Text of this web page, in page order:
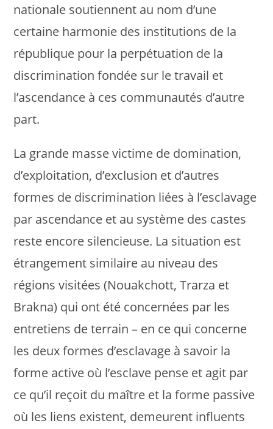
nationale soutiennent au nom d’une
certaine harmonie des institutions de la
république pour la perpétuation de la
discrimination fondée sur le travail et
l’ascendance à ces communautés d’autre
part.
La grande masse victime de domination,
d’exploitation, d’exclusion et d’autres
formes de discrimination liées à l’esclavage
par ascendance et au système des castes
reste encore silencieuse. La situation est
étrangement similaire au niveau des
régions visitées (Nouakchott, Trarza et
Brakna) qui ont été concernées par les
entretiens de terrain – en ce qui concerne
les deux formes d’esclavage à savoir la
forme active où l’esclave pense et agit par
ce qu’il reçoit du maître et la forme passive
où les liens existent, demeurent influents